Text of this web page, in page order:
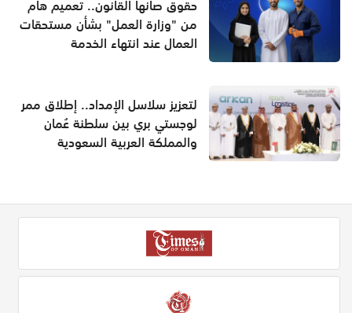
حقوق صانها القانون.. تعميم هام
من "وزارة العمل" بشأن مستحقات
العمال عند انتهاء الخدمة
لتعزيز سلاسل الإمداد.. إطلاق ممر
لوجستي بري بين سلطنة عُمان
والمملكة العربية السعودية